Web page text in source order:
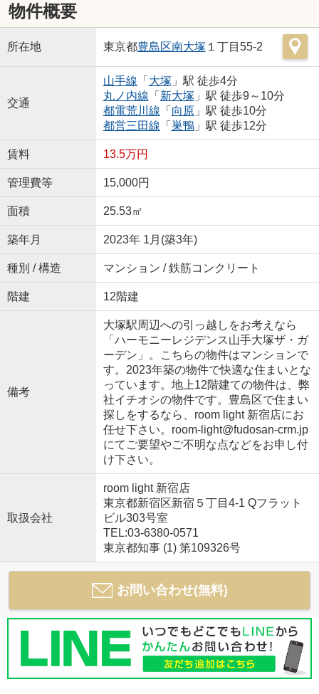
物件概要
所在地 東京都豊島区南大塚 １丁目55-2
交通
山手線 「 大塚 」駅 徒歩4分
丸ノ内線 「 新大塚 」駅 徒歩9～10分
都電荒川線 「 向原」駅 徒歩10分
都営三田線 「 巣鴨」駅 徒歩12分
賃料 13.5万円
管理費等 15,000円
面積 25.53㎡
築年月 2023年 1月(築3年)
種別 / 構造 マンション / 鉄筋コンクリート
階建 12階建
備考
大塚駅周辺への引っ越しをお考えなら
「ハーモニーレジデンス山手大塚ザ・ガ
ーデン」。こちらの物件はマンションで
す。2023年築の物件で快適な住まいとな
っています。地上12階建ての物件は、弊
社イチオシの物件です。豊島区で住まい
探しをするなら、room light 新宿店にお
任せ下さい。room-light@fudosan-crm.jp
にてご要望やご不明な点などをお申し付
け下さい。
取扱会社
room light 新宿店
東京都新宿区新宿５丁目4-1 Qフラット
ビル303号室
TEL:03-6380-0571
東京都知事 (1) 第109326号
お問い合わせ(無料)